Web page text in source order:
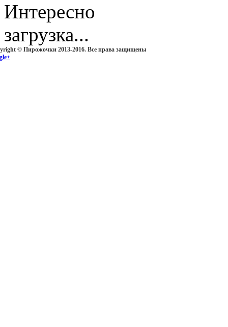
Интересно
загрузка...
© Пирожочки 2013-2016. Все права защищены